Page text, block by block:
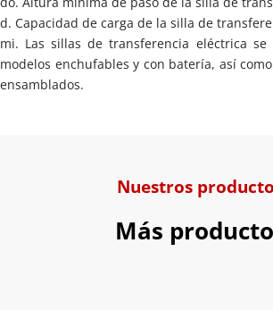
d. Capacidad de carga de la silla de
mi. Las sillas de transferencia eléctrica
modelos enchufables y con batería, así
ensamblados.
Nuestros
Más